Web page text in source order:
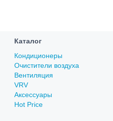
Каталог
Кондиционеры
Очистители воздуха
Вентиляция
VRV
Аксессуары
Hot Price